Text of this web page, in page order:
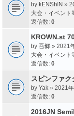
by kENShIN »
大会・イベント
返信数: 0
KROWN.st
by 吾郷 » 2021
大会・イベント
返信数: 0
スピンファ
by Yak » 2021
返信数: 0
2016JN